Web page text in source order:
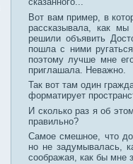
Вот вам пример, в
рассказывала, как
решили объявить
пошла с ними
поэтому лучше мне
приглашала. Неважно.
Так вот там один
форматирует
И сколько раз я об
правильно?
Самое смешное, что до
но не задумывалась,
соображая, как бы мне